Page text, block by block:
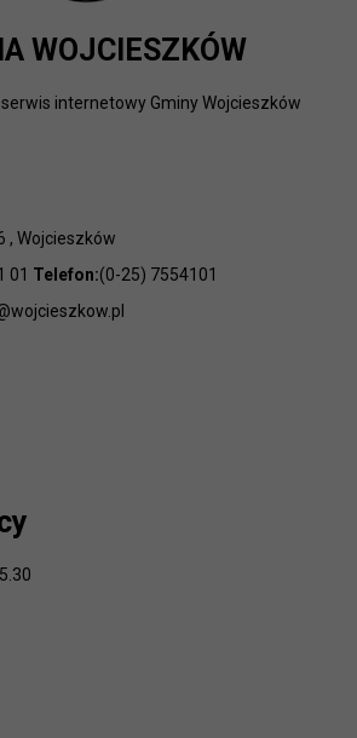
WOJCIESZKÓW
internetowy Gminy Wojcieszków
, Wojcieszków
01 Telefon:(0-25) 7554101